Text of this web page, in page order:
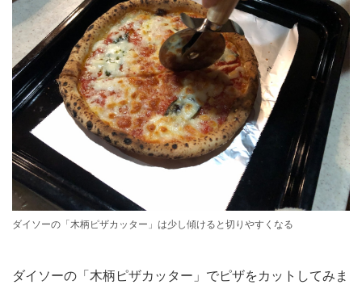
ダイソーの「木柄ピザカッター」は少し傾けると切りやすくなる
ダイソーの「木柄ピザカッター」でピザをカットしてみま